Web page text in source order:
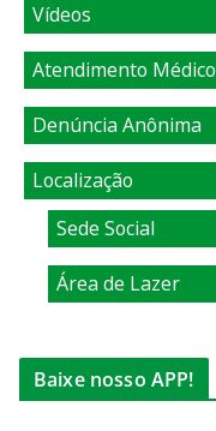
Vídeos
Atendimento Médico
Denúncia Anônima
Localização
Sede Social
Área de Lazer
Baixe nosso APP!